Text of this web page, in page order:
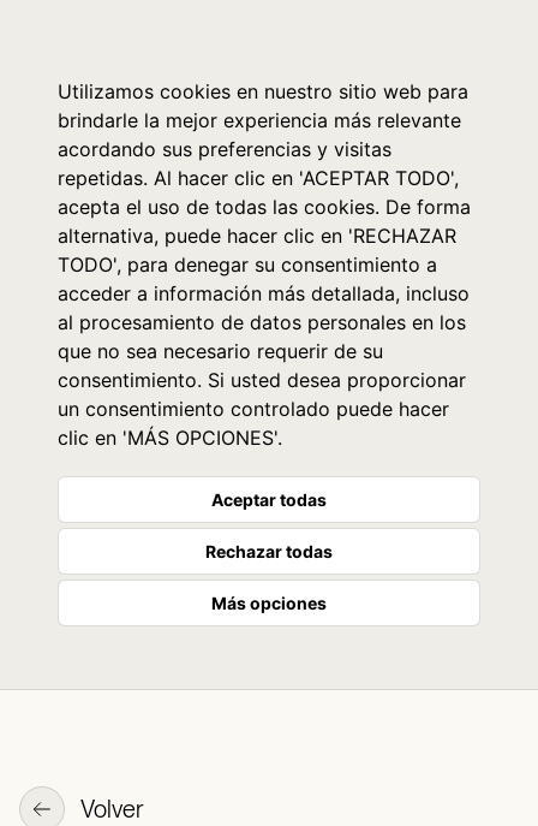
Utilizamos cookies en nuestro sitio web para
brindarle la mejor experiencia más relevante
acordando sus preferencias y visitas
repetidas. Al hacer clic en 'ACEPTAR TODO',
acepta el uso de todas las cookies. De forma
alternativa, puede hacer clic en 'RECHAZAR
TODO', para denegar su consentimiento a
acceder a información más detallada, incluso
al procesamiento de datos personales en los
que no sea necesario requerir de su
consentimiento. Si usted desea proporcionar
un consentimiento controlado puede hacer
clic en 'MÁS OPCIONES'.
Aceptar todas
Rechazar todas
Más opciones
Volver